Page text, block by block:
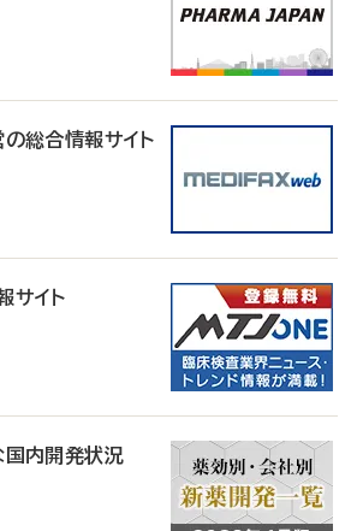
の総合情報サイト
サイト
国内開発状況